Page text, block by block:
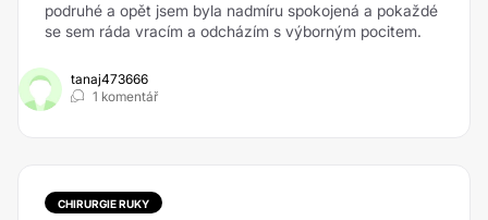
podruhé a opět jsem byla nadmíru spokojená a pokaždé
se sem ráda vracím a odcházím s výborným pocitem.
tanaj473666
1 komentář
CHIRURGIE RUKY